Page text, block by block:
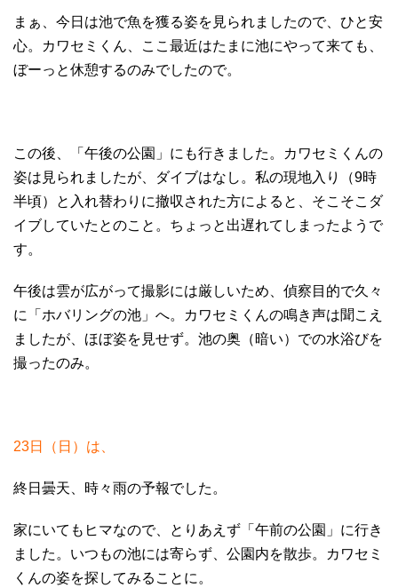
まぁ、今日は池で魚を獲る姿を見られましたので、ひと安
心。カワセミくん、ここ最近はたまに池にやって来ても、
ぼーっと休憩するのみでしたので。
この後、「午後の公園」にも行きました。カワセミくんの
姿は見られましたが、ダイブはなし。私の現地入り（9時
半頃）と入れ替わりに撤収された方によると、そこそこダ
イブしていたとのこと。ちょっと出遅れてしまったようで
す。
午後は雲が広がって撮影には厳しいため、偵察目的で久々
に「ホバリングの池」へ。カワセミくんの鳴き声は聞こえ
ましたが、ほぼ姿を見せず。池の奥（暗い）での水浴びを
撮ったのみ。
23日（日）は、
終日曇天、時々雨の予報でした。
家にいてもヒマなので、とりあえず「午前の公園」に行き
ました。いつもの池には寄らず、公園内を散歩。カワセミ
くんの姿を探してみることに。